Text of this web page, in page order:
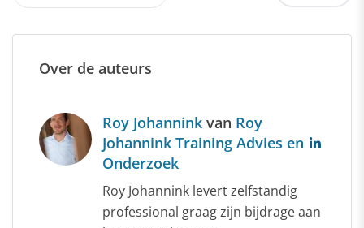
Over de auteurs
Roy Johannink van Roy
Johannink Training Advies en
Onderzoek
Roy Johannink levert zelfstandig
professional graag zijn bijdrage aan